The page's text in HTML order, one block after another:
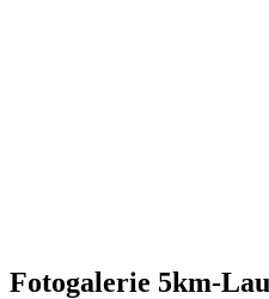
Fotogalerie 5km-